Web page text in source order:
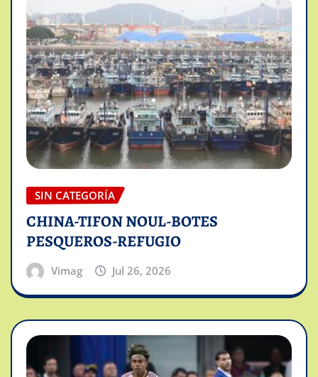
SIN CATEGORÍA
CHINA-TIFON NOUL-BOTES
PESQUEROS-REFUGIO
Vimag Jul 26, 2026